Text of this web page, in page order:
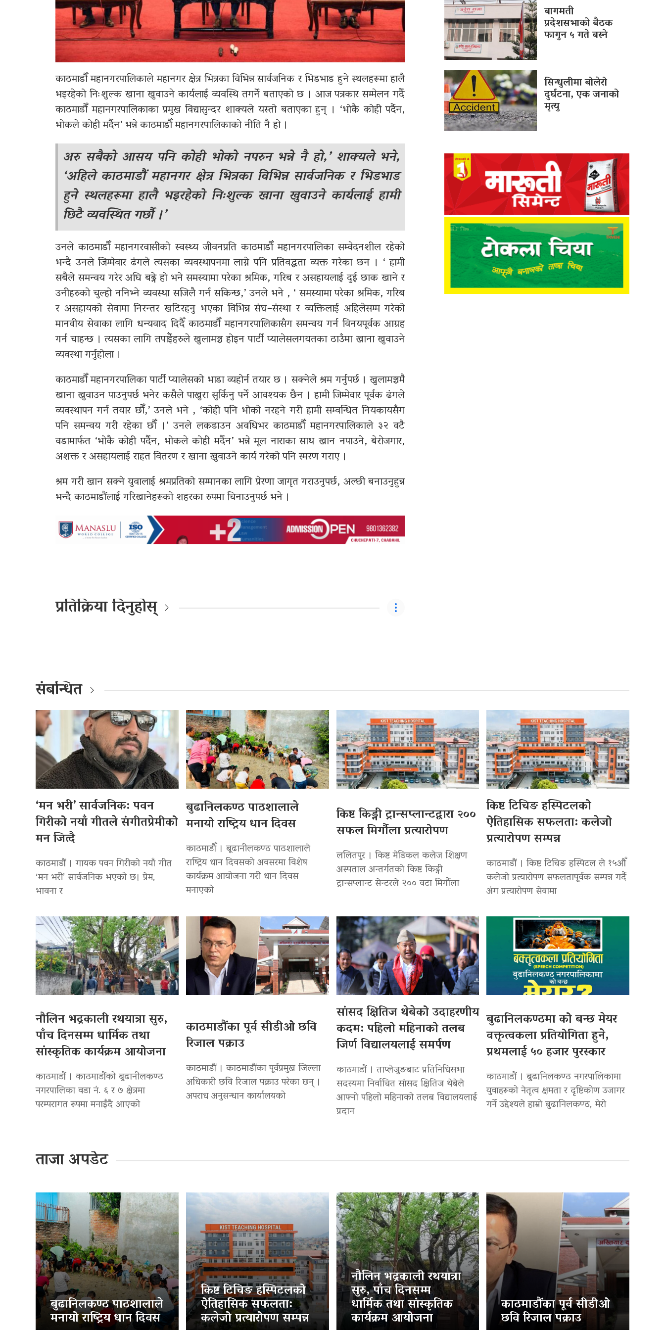
काठमाडौँ महानगरपालिकाले महानगर क्षेत्र भित्रका विभिन्न सार्वजनिक र भिडभाड हुने स्थलहरूमा हालै
भइरहेको निःशुल्क खाना खुवाउने कार्यलाई व्यवस्थि तगर्ने बताएको छ । आज पत्रकार सम्मेलन गर्दै
काठमाडौँ महानगरपालिकाका प्रमुख विद्यासुन्दर शाक्यले यस्तो बताएका हुन् । ‘भोकै कोही पर्दैन,
भोकले कोही मर्दैन’ भन्ने काठमाडौँ महानगरपालिकाको नीति नै हो ।
अरु सबैको आसय पनि कोही भोको नपरुन भन्ने नै हो,’ शाक्यले भने,
‘अहिले काठमाडौं महानगर क्षेत्र भित्रका विभिन्न सार्वजनिक र भिडभाड
हुने स्थलहरूमा हालै भइरहेको निःशुल्क खाना खुवाउने कार्यलाई हामी
छिटै व्यवस्थित गर्छौ ।’
उनले काठमाडौँ महानगरवासीको स्वस्थ्य जीवनप्रति काठमाडौँ महानगरपालिका सम्वेदनशील रहेको
भन्दै उनले जिम्मेवार ढंगले त्यसका व्यवस्थापनमा लाग्ने पनि प्रतिवद्धता व्यक्त गरेका छन । ‘ हामी
सबैले समन्वय गरेर अघि बढ्ने हो भने समस्यामा परेका श्रमिक, गरिब र असहायलाई दुई छाक खाने र
उनीहरुको चुल्हो ननिभ्ने व्यवस्था सजिलै गर्न सकिन्छ,’ उनले भने , ‘ समस्यामा परेका श्रमिक, गरिब
र असहायको सेवामा निरन्तर खटिरहनु भएका विभिन्न संघ–संस्था र व्यक्तिलाई अहिलेसम्म गरेको
मानवीय सेवाका लागि धन्यवाद दिदैँ काठमाडौँ महानगरपालिकासँग समन्वय गर्न विनयपूर्वक आग्रह
गर्न चाहन्छ । त्यसका लागि तपाईँहरुले खुलामञ्च होइन पार्टी प्यालेसलगयतका ठाउँमा खाना खुवाउने
व्यवस्था गर्नुहोला ।
काठमाडौँ महानगरपालिका पार्टी प्यालेसको भाडा व्यहोर्न तयार छ । सक्नेले श्रम गर्नुपर्छ । खुलामञ्चमै
खाना खुवाउन पाउनुपर्छ भनेर कसैले पाखुरा सुर्किनु पर्ने आवश्यक छैन । हामी जिम्मेवार पूर्वक ढंगले
व्यवस्थापन गर्न तयार छौँ,’ उनले भने , ‘कोही पनि भोको नरहने गरी हामी सम्वन्धित नियकायसँग
पनि समन्वय गरी रहेका छौँ ।’ उनले लकडाउन अवधिभर काठमाडौँ महानगरपालिकाले ३२ वटै
वडामार्फत ‘भोकै कोही पर्दैन, भोकले कोही मर्दैन’ भन्ने मूल नाराका साथ खान नपाउने, बेरोजगार,
अशक्त र असहायलाई राहत वितरण र खाना खुवाउने कार्य गरेको पनि स्मरण गराए ।
श्रम गरी खान सक्ने युवालाई श्रमप्रतिको सम्मानका लागि प्रेरणा जागृत गराउनुपर्छ, अल्छी बनाउनुहुन्न
भन्दै काठमाडौंलाई गरिखानेहरूको शहरका रुपमा चिनाउनुपर्छ भने ।
प्रतिक्रिया दिनुहोस्
बागमती
प्रदेशसभाको बैठक
फागुन ५ गते बस्ने
सिन्धुलीमा बोलेरो
दुर्घटना, एक जनाको
मृत्यु
संबन्धित
‘मन भरी’ सार्वजनिक: पवन
गिरीको नयाँ गीतले संगीतप्रेमीको
मन जित्दै
काठमाडौं । गायक पवन गिरीको नयाँ गीत
‘मन भरी’ सार्वजनिक भएको छ। प्रेम,
भावना र
बुढानिलकण्ठ पाठशालाले
मनायो राष्ट्रिय धान दिवस
काठमाडौँ । बूढानीलकण्ठ पाठशालाले
राष्ट्रिय धान दिवसको अवसरमा विशेष
कार्यक्रम आयोजना गरी धान दिवस
मनाएको
किष्ट किड्नी ट्रान्सप्लान्टद्वारा २००
सफल मिर्गौला प्रत्यारोपण
ललितपुर । किष्ट मेडिकल कलेज शिक्षण
अस्पताल अन्तर्गतको किष्ट किड्नी
ट्रान्सप्लान्ट सेन्टरले २०० वटा मिर्गौला
किष्ट टिचिङ हस्पिटलको
ऐतिहासिक सफलता: कलेजो
प्रत्यारोपण सम्पन्न
काठमाडौं । किष्ट टिचिङ हस्पिटल ले १५औँ
कलेजो प्रत्यारोपण सफलतापूर्वक सम्पन्न गर्दै
अंग प्रत्यारोपण सेवामा
नौलिन भद्रकाली रथयात्रा सुरु,
पाँच दिनसम्म धार्मिक तथा
सांस्कृतिक कार्यक्रम आयोजना
काठमाडौं । काठमाडौंको बुढानीलकण्ठ
नगरपालिका वडा नं. ६ र ७ क्षेत्रमा
परम्परागत रूपमा मनाइँदै आएको
काठमाडौंका पूर्व सीडीओ छवि
रिजाल पक्राउ
काठमाडौं । काठमाडौंका पूर्वप्रमुख जिल्ला
अधिकारी छवि रिजाल पक्राउ परेका छन् ।
अपराध अनुसन्धान कार्यालयको
सांसद क्षितिज थेबेको उदाहरणीय
कदम: पहिलो महिनाको तलब
जिर्ण विद्यालयलाई समर्पण
काठमाडौं । ताप्लेजुङबाट प्रतिनिधिसभा
सदस्यमा निर्वाचित सांसद क्षितिज थेबेले
आफ्नो पहिलो महिनाको तलब विद्यालयलाई
प्रदान
बुढानिलकण्ठमा को बन्छ मेयर
वक्तृत्वकला प्रतियोगिता हुने,
प्रथमलाई ५० हजार पुरस्कार
काठमाडौं । बुढानिलकण्ठ नगरपालिकामा
युवाहरूको नेतृत्व क्षमता र दृष्टिकोण उजागर
गर्ने उद्देश्यले हाम्रो बुढानिलकण्ठ, मेरो
ताजा अपडेट
बुढानिलकण्ठ पाठशालाले
मनायो राष्ट्रिय धान दिवस
किष्ट टिचिङ हस्पिटलको
ऐतिहासिक सफलता:
कलेजो प्रत्यारोपण सम्पन्न
नौलिन भद्रकाली रथयात्रा
सुरु, पाँच दिनसम्म
धार्मिक तथा सांस्कृतिक
कार्यक्रम आयोजना
काठमाडौंका पूर्व सीडीओ
छवि रिजाल पक्राउ